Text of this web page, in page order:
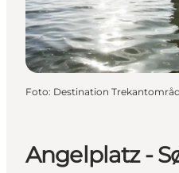
Angelplatz -
Foto: Destination